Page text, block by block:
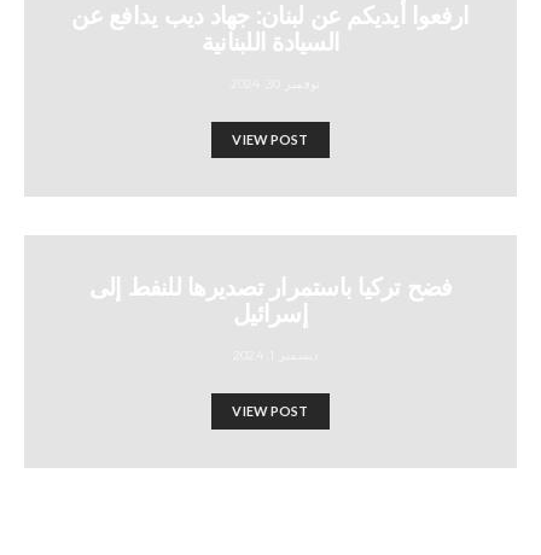
ارفعوا أيديكم عن لبنان: جهاد ديب يدافع عن
السيادة اللبنانية
VIEW POST
فضح تركيا باستمرار تصديرها للنفط إلى
إسرائيل
VIEW POST